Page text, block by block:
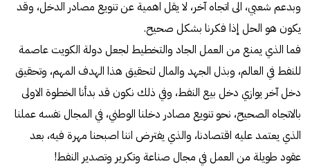
وبدعم شعبي، الى اتجاه آخر، لا يقل اهمية عن تنويع مصادر الدخل، وقد
يكون هو الحل إذا فكرنا بشكل صحيح.
فما الذي يمنع من العمل الجاد والتخطيط لجعل دولة الكويت عاصمة
للنفط في العالم، وبذل الجهد والمال لتحقيق هذا الهدف المهم، وتحقيق
دخل آخر يوازي دخل بيع النفط، وفي ذلك نكون قد بدأنا الخطوة الاولى
بالاتجاه الصحيح، نحو تنويع مصادر دخلنا الوطني، في المجال نفسه عملنا
الذي يعتمد عليه اقتصادنا، والذي يفترض اننا اصبحنا مهرة فيه، بعد
عقود طويلة من العمل في مجال صناعة وتكرير وتصدير النفط!